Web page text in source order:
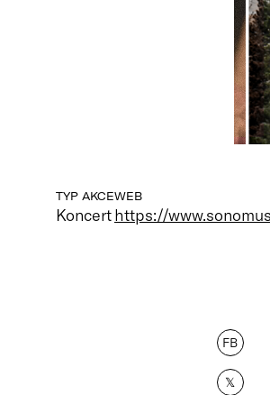
TYP AKCE
Koncert
WEB
https://
FB
𝕏